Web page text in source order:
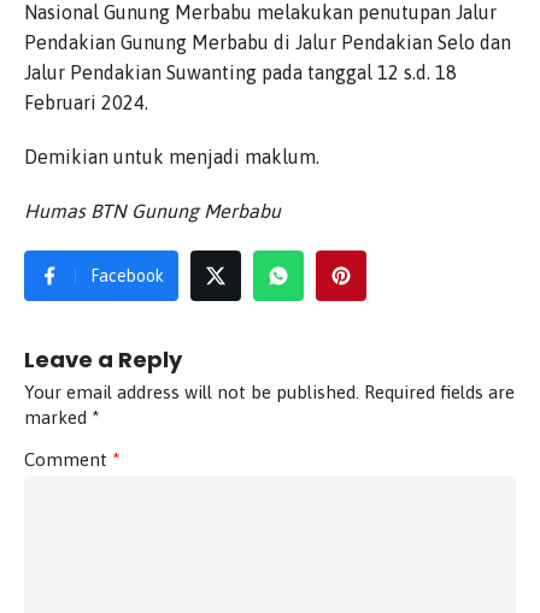
Nasional Gunung Merbabu melakukan penutupan Jalur
Pendakian Gunung Merbabu di Jalur Pendakian Selo dan
Jalur Pendakian Suwanting pada tanggal 12 s.d. 18
Februari 2024.
Demikian untuk menjadi maklum.
Humas BTN Gunung Merbabu
Facebook
Leave a Reply
Your email address will not be published. Required fields are
marked *
Comment *